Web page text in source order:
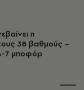
η
38 βαθμούς –
7 μποφόρ